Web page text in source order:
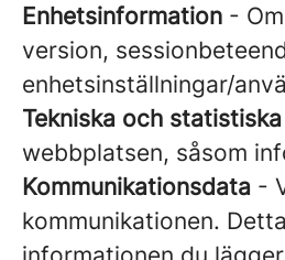
Enhetsinformation -
version,
enhetsinställningar/
Tekniska och
webbplatsen, såsom
Kommunikationsdata -
kommunikationen.